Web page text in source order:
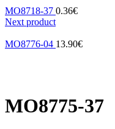
MO8718-37 0.36€
Next product
MO8776-04 13.90€
MO8775-37